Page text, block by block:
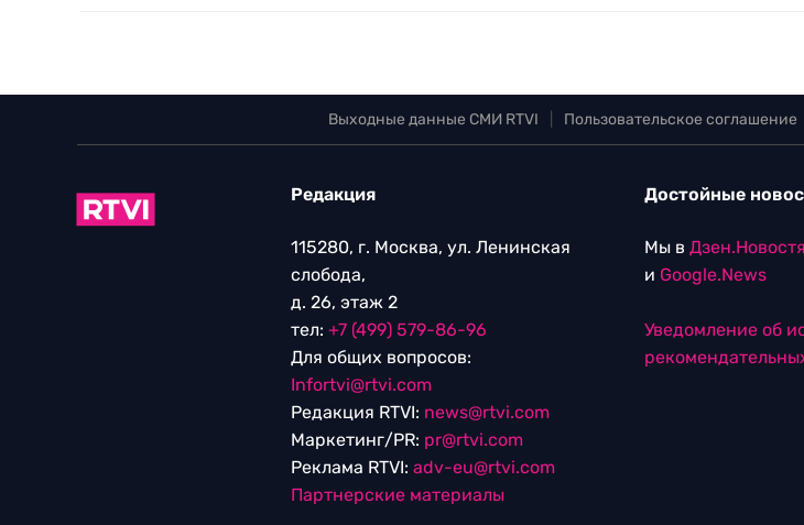
Выходные данные СМИ RTVI Пользовательское соглашение
Редакция
115280, г. Москва, ул. Ленинская
слобода,
д. 26, этаж 2
тел: +7 (499) 579-86-96
Для общих вопросов:
Infortvi@rtvi.com
Редакция RTVI: news@rtvi.com
Маркетинг/PR: pr@rtvi.com
Реклама RTVI: adv-eu@rtvi.com
Партнерские материалы
Достойные
Мы в
и Google.News
Уведомление об